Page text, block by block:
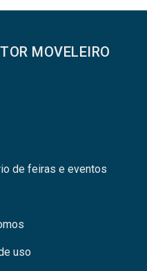
MOVELEIRO
de feiras e eventos
uso